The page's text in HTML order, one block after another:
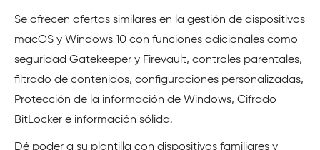
Se ofrecen ofertas similares en la gestión de dispositivos
macOS y Windows 10 con funciones adicionales como
seguridad Gatekeeper y Firevault, controles parentales,
filtrado de contenidos, configuraciones personalizadas,
Protección de la información de Windows, Cifrado
BitLocker e información sólida.
Dé poder a su plantilla con dispositivos familiares y